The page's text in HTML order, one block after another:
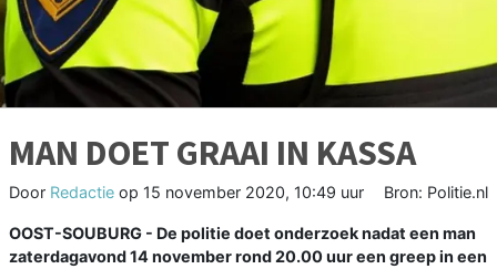
MAN DOET GRAAI IN KASSA
Door Redactie op 15 november 2020, 10:49 uur Bron: Politie.nl
OOST-SOUBURG - De politie doet onderzoek nadat een man
zaterdagavond 14 november rond 20.00 uur een greep in een